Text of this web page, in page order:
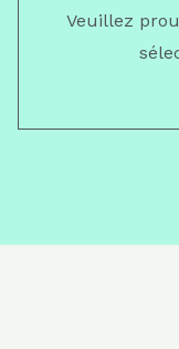
Veuillez